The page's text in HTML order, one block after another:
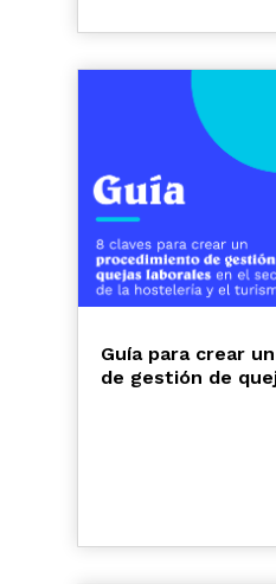
Guía para crear
de gestión de